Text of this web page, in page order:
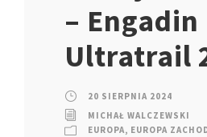
– Engadin
Ultratrail
20 SIERPNIA 2024
MICHAŁ WALCZEWSKI
EUROPA, EUROPA